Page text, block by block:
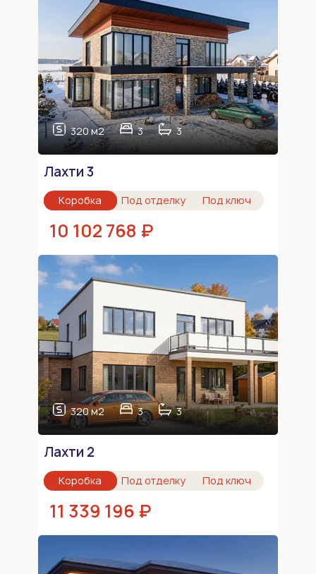
320 м2 3 3
Лахти 3
Коробка Под отделку Под ключ
10 102 768 ₽
320 м2 3 3
Лахти 2
Коробка Под отделку Под ключ
11 339 196 ₽